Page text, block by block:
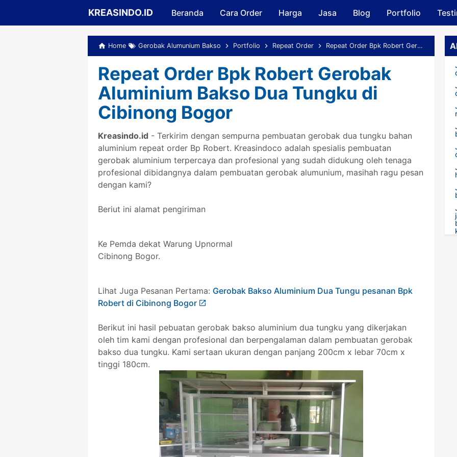
Skip to main content
KREASINDO.ID Beranda Cara Order Harga Jasa Blog Portfolio
Home Gerobak Alumunium Bakso Portfolio Repeat Order Repeat Order Bpk Robert Gerobak Aluminium Bakso Dua Tungku di Cibinong Bogor
Repeat Order Bpk Robert Gerobak
Aluminium Bakso Dua Tungku di
Cibinong Bogor
Kreasindo.id - Terkirim dengan sempurna pembuatan gerobak dua tungku bahan
aluminium repeat order Bp Robert. Kreasindoco adalah spesialis pembuatan
gerobak aluminium terpercaya dan profesional yang sudah didukung oleh tenaga
profesional dibidangnya dalam pembuatan gerobak alumunium, masihah ragu pesan
dengan kami?
Beriut ini alamat pengiriman
Ke Pemda dekat Warung Upnormal
Cibinong Bogor.
Lihat Juga Pesanan Pertama: Gerobak Bakso Aluminium Dua Tungu pesanan Bpk
Robert di Cibinong Bogor
Berikut ini hasil pebuatan gerobak bakso aluminium dua tungku yang dikerjakan
oleh tim kami dengan profesional dan berpengalaman dalam pembuatan gerobak
bakso dua tungku. Kami sertaan ukuran dengan panjang 200cm x lebar 70cm x
tinggi 180cm.